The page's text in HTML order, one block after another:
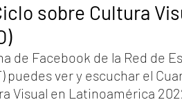
sobre Cultura
de Facebook de la Red de
puedes ver y escuchar el
Visual en Latinoamérica